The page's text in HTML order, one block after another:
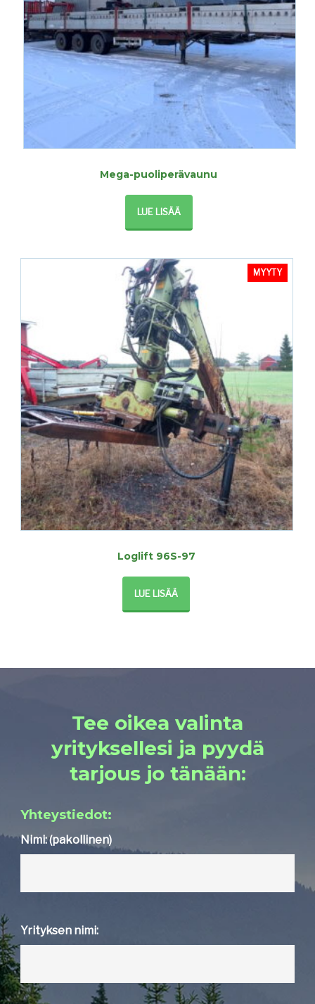
Mega-puoliperävaunu
LUE LISÄÄ
MYYTY
Loglift 96S-97
LUE LISÄÄ
Tee oikea valinta
yrityksellesi ja pyydä
tarjous jo tänään:
Yhteystiedot:
Nimi: (pakollinen)
Yrityksen nimi: